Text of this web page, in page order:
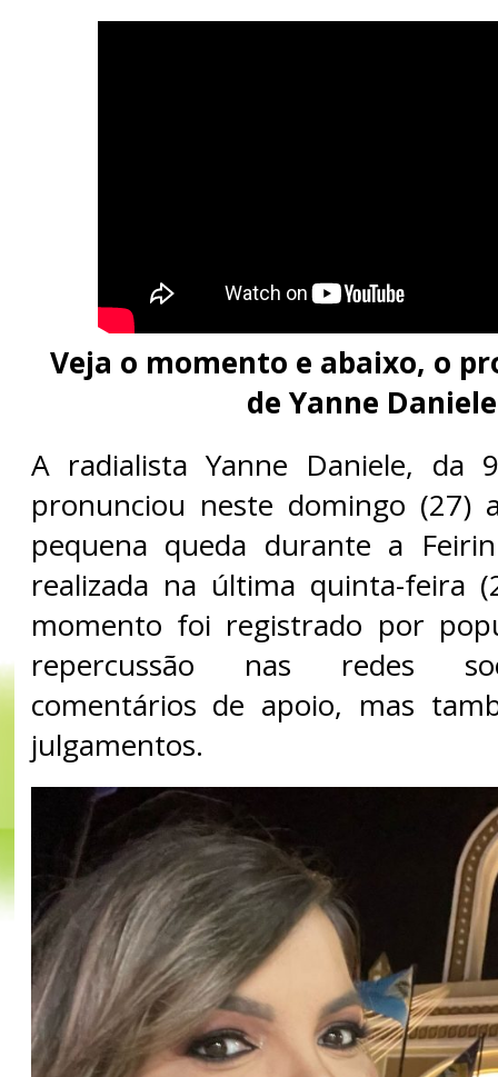
Veja o momento e abaixo, o
de Yanne
A radialista Yanne Daniele, da
pronunciou neste domingo (27)
pequena queda durante a
realizada na última quinta-feira
momento foi registrado por
repercussão nas redes
comentários de apoio, mas
julgamentos.